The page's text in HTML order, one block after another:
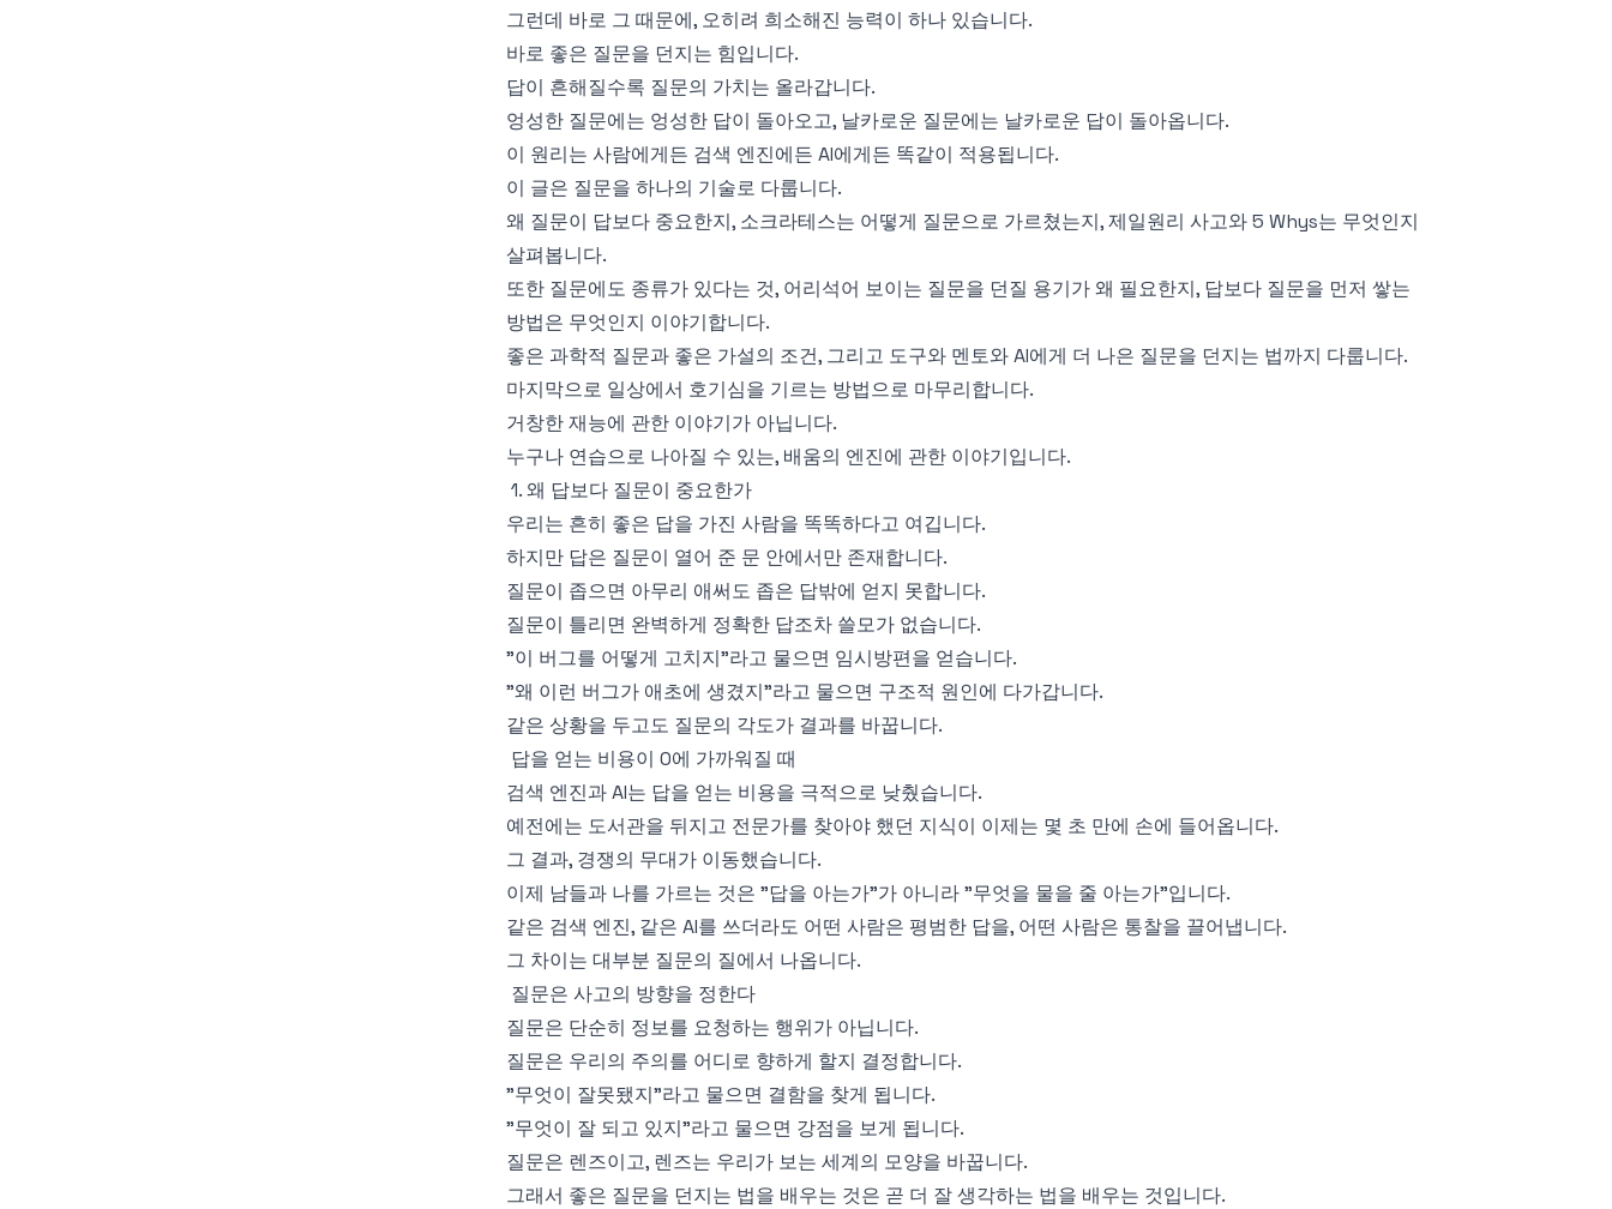
그런데 바로 그 때문에, 오히려 희소해진 능력이 하나 있습니다.
바로 좋은 질문을 던지는 힘입니다.
답이 흔해질수록 질문의 가치는 올라갑니다.
엉성한 질문에는 엉성한 답이 돌아오고, 날카로운 질문에는 날카로운 답이 돌아옵니다.
이 원리는 사람에게든 검색 엔진에든 AI에게든 똑같이 적용됩니다.
이 글은 질문을 하나의 기술로 다룹니다.
왜 질문이 답보다 중요한지, 소크라테스는 어떻게 질문으로 가르쳤는지, 제일원리 사고와 5 Whys는 무엇인지
살펴봅니다.
또한 질문에도 종류가 있다는 것, 어리석어 보이는 질문을 던질 용기가 왜 필요한지, 답보다 질문을 먼저 쌓는
방법은 무엇인지 이야기합니다.
좋은 과학적 질문과 좋은 가설의 조건, 그리고 도구와 멘토와 AI에게 더 나은 질문을 던지는 법까지 다룹니다.
마지막으로 일상에서 호기심을 기르는 방법으로 마무리합니다.
거창한 재능에 관한 이야기가 아닙니다.
누구나 연습으로 나아질 수 있는, 배움의 엔진에 관한 이야기입니다.
1. 왜 답보다 질문이 중요한가
우리는 흔히 좋은 답을 가진 사람을 똑똑하다고 여깁니다.
하지만 답은 질문이 열어 준 문 안에서만 존재합니다.
질문이 좁으면 아무리 애써도 좁은 답밖에 얻지 못합니다.
질문이 틀리면 완벽하게 정확한 답조차 쓸모가 없습니다.
"이 버그를 어떻게 고치지"라고 물으면 임시방편을 얻습니다.
"왜 이런 버그가 애초에 생겼지"라고 물으면 구조적 원인에 다가갑니다.
같은 상황을 두고도 질문의 각도가 결과를 바꿉니다.
답을 얻는 비용이 0에 가까워질 때
검색 엔진과 AI는 답을 얻는 비용을 극적으로 낮췄습니다.
예전에는 도서관을 뒤지고 전문가를 찾아야 했던 지식이 이제는 몇 초 만에 손에 들어옵니다.
그 결과, 경쟁의 무대가 이동했습니다.
이제 남들과 나를 가르는 것은 "답을 아는가"가 아니라 "무엇을 물을 줄 아는가"입니다.
같은 검색 엔진, 같은 AI를 쓰더라도 어떤 사람은 평범한 답을, 어떤 사람은 통찰을 끌어냅니다.
그 차이는 대부분 질문의 질에서 나옵니다.
질문은 사고의 방향을 정한다
질문은 단순히 정보를 요청하는 행위가 아닙니다.
질문은 우리의 주의를 어디로 향하게 할지 결정합니다.
"무엇이 잘못됐지"라고 물으면 결함을 찾게 됩니다.
"무엇이 잘 되고 있지"라고 물으면 강점을 보게 됩니다.
질문은 렌즈이고, 렌즈는 우리가 보는 세계의 모양을 바꿉니다.
그래서 좋은 질문을 던지는 법을 배우는 것은 곧 더 잘 생각하는 법을 배우는 것입니다.